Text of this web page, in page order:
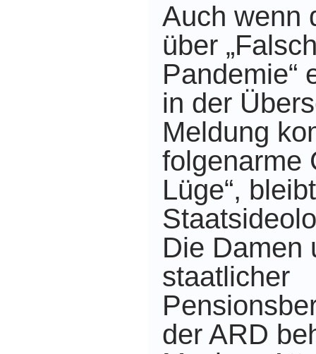
Auch wenn
über
Pandemie“
in der
Meldung
folgenarme
Lüge“,
Die Damen
staatlicher
der ARD